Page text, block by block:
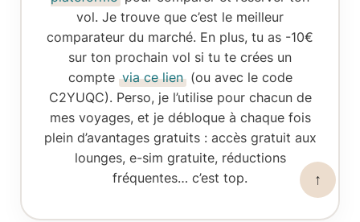
vol. Je trouve que c’est le meilleur
comparateur du marché. En plus, tu as -10€
sur ton prochain vol si tu te crées un
compte via ce lien (ou avec le code
C2YUQC). Perso, je l’utilise pour chacun de
mes voyages, et je débloque à chaque fois
plein d’avantages gratuits : accès gratuit aux
lounges, e-sim gratuite, réductions
fréquentes… c’est top.
↑